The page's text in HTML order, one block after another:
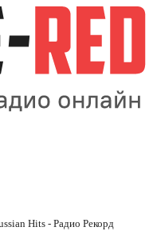
Hits - Радио Рекорд